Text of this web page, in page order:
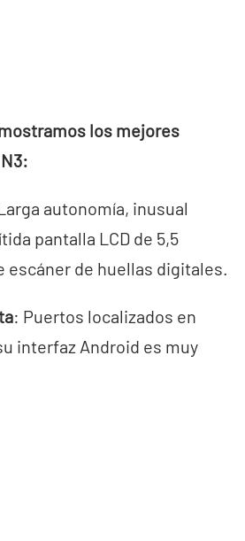
los mejores
autonomía, inusual
pantalla LCD de 5,5
escáner de huellas digitales.
: Puertos localizados en
interfaz Android es muy